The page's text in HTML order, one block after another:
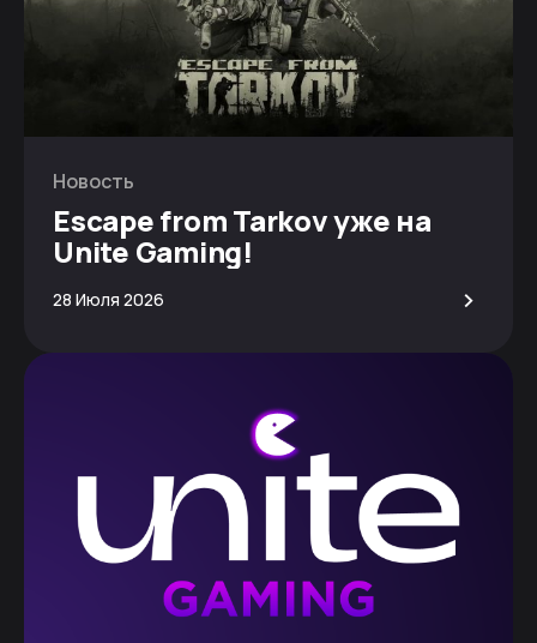
Новость
Escape from Tarkov уже на
Unite Gaming!
28 Июля 2026 >